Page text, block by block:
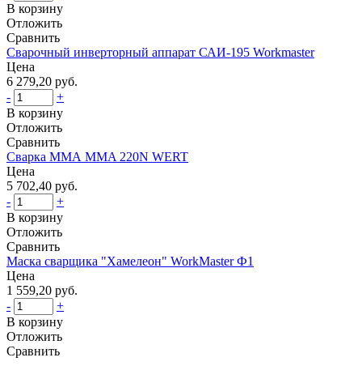
В корзину
Отложить
Сравнить
Сварочный инверторный аппарат САИ-195 Workmaster
Цена
6 279,20 руб.
-
+
В корзину
Отложить
Сравнить
Сварка ММА MMA 220N WERT
Цена
5 702,40 руб.
-
+
В корзину
Отложить
Сравнить
Маска сварщика "Хамелеон" WorkMaster Ф1
Цена
1 559,20 руб.
-
+
В корзину
Отложить
Сравнить